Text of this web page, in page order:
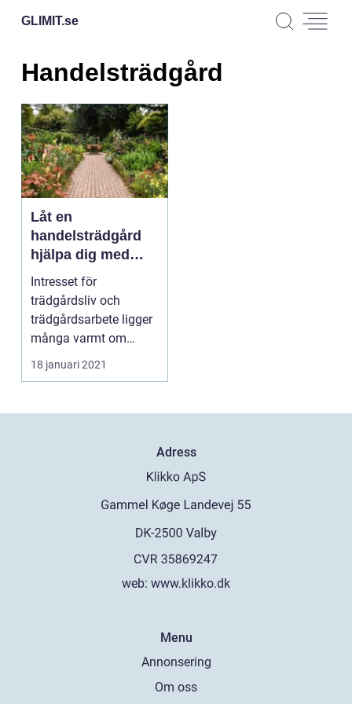
GLIMIT.se
Handelsträdgård
Låt en
handelsträdgård
hjälpa dig med
dina
trädgårdsplaner
Intresset för
trädgårdsliv och
trädgårdsarbete ligger
många varmt om
hjärtat. Det är kanske
inte så ...
18 januari 2021
Adress
web: www.klikko.dk
Menu
Annonsering
Om oss